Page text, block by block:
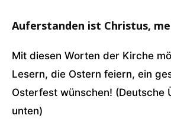
Auferstanden ist Christus,
Mit diesen Worten der Kirche
Lesern, die Ostern feiern, ein
Osterfest wünschen! (Deutsche
unten)